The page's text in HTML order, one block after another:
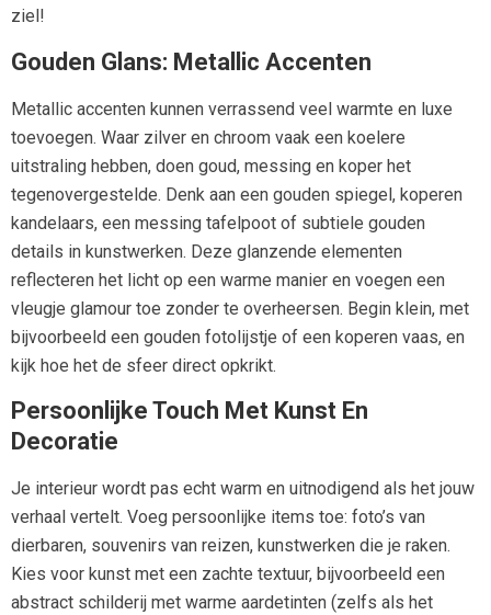
ziel!
Gouden Glans: Metallic Accenten
Metallic accenten kunnen verrassend veel warmte en luxe
toevoegen. Waar zilver en chroom vaak een koelere
uitstraling hebben, doen goud, messing en koper het
tegenovergestelde. Denk aan een gouden spiegel, koperen
kandelaars, een messing tafelpoot of subtiele gouden
details in kunstwerken. Deze glanzende elementen
reflecteren het licht op een warme manier en voegen een
vleugje glamour toe zonder te overheersen. Begin klein, met
bijvoorbeeld een gouden fotolijstje of een koperen vaas, en
kijk hoe het de sfeer direct opkrikt.
Persoonlijke Touch Met Kunst En
Decoratie
Je interieur wordt pas echt warm en uitnodigend als het jouw
verhaal vertelt. Voeg persoonlijke items toe: foto’s van
dierbaren, souvenirs van reizen, kunstwerken die je raken.
Kies voor kunst met een zachte textuur, bijvoorbeeld een
abstract schilderij met warme aardetinten (zelfs als het